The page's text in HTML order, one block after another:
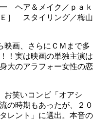
ヘア＆メイク／ｐａｋ
］ スタイリング／梅山
映画、さらにＣＭまで多
！実は映画の単独主演は
大のアラフォー女性の恋
お笑いコンビ「オアシ
の時期もあったが、２０
レント」に選出。本音の